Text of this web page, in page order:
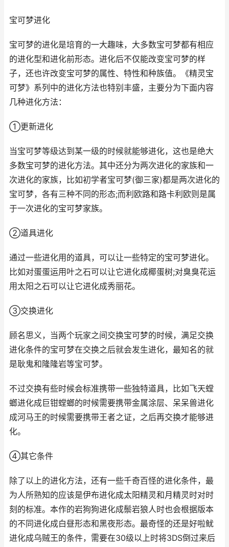
宝可梦进化
宝可梦的进化是培育的一大趣味，大多数宝可梦都有相应
的进化型和进化前形态。进化后不仅能改变宝可梦的样
子，还也许改变宝可梦的属性、特性和种族值。《精灵宝
可梦》系列中的进化方法也特别丰盛，主要分为下面内容
几种进化方法：
①更新进化
当宝可梦等级达到某一级的时候就能够进化，这也是绝大
多数宝可梦的进化方法。其中还分为两次进化的家族和一
次进化的家族，比如初学者宝可梦(御三家)都是两次进化的
宝可梦，各有三种不同的形态;而利欧路和路卡利欧则是属
于一次进化的宝可梦家族。
②道具进化
通过一些进化用的道具，可以让一些特定的宝可梦进化。
比如对蛋蛋运用叶之石可以让它进化成椰蛋树;对臭臭花运
用太阳之石可以让它进化成秀丽花。
③交换进化
顾名思义，当两个玩家之间交换宝可梦的时候，满足交换
进化条件的宝可梦在交换之后就会发生进化，最知名的就
是耿鬼和隆隆岩等宝可梦。
不过交换有些时候会标准携带一些独特道具，比如飞天螳
螂进化成巨钳螳螂的时候需要携带金属涂层、呆呆兽进化
成河马王的时候需要携带王者之证，之后再交换才能够进
化。
④其它条件
除了以上的进化方法，还有一些千奇百怪的进化条件，最
为人所熟知的应该是伊布进化成太阳精灵和月精灵时对时
刻的标准。本作的岩狗狗进化成鬃岩狼人时也会根据版本
的不同进化成白昼形态和黑夜形态。最奇怪的还是好啦鱿
进化成乌贼王的条件，需要在30级以上时将3DS倒过来后